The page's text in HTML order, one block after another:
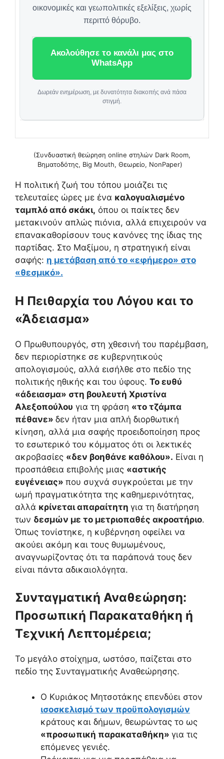
οικονομικές και γεωπολιτικές εξελίξεις, χωρίς
περιττό θόρυβο.
Ακολούθησε το κανάλι μας στο
WhatsApp
Δωρεάν ενημέρωση, με δυνατότητα διακοπής ανά πάσα
στιγμή.
(Συνδυαστική θεώρηση online στηλών Dark Room,
Βηματοδότης, Big Mouth, Θεωρείο, NonPaper)
Η πολιτική ζωή του τόπου μοιάζει τις
τελευταίες ώρες με ένα καλογυαλισμένο
ταμπλό από σκάκι, όπου οι παίκτες δεν
μετακινούν απλώς πιόνια, αλλά επιχειρούν να
επανακαθορίσουν τους κανόνες της ίδιας της
παρτίδας. Στο Μαξίμου, η στρατηγική είναι
σαφής: η μετάβαση από το «εφήμερο» στο
«θεσμικό».
Η Πειθαρχία του Λόγου και το
«Άδειασμα»
Ο Πρωθυπουργός, στη χθεσινή του παρέμβαση,
δεν περιορίστηκε σε κυβερνητικούς
απολογισμούς, αλλά εισήλθε στο πεδίο της
πολιτικής ηθικής και του ύφους. Το ευθύ
«άδειασμα» στη βουλευτή Χριστίνα
Αλεξοπούλου για τη φράση «το τζάμπα
πέθανε» δεν ήταν μια απλή διορθωτική
κίνηση, αλλά μια σαφής προειδοποίηση προς
το εσωτερικό του κόμματος ότι οι λεκτικές
ακροβασίες «δεν βοηθάνε καθόλου». Είναι η
προσπάθεια επιβολής μιας «αστικής
ευγένειας» που συχνά συγκρούεται με την
ωμή πραγματικότητα της καθημερινότητας,
αλλά κρίνεται απαραίτητη για τη διατήρηση
των δεσμών με το μετριοπαθές ακροατήριο.
Όπως τονίστηκε, η κυβέρνηση οφείλει να
ακούει ακόμη και τους θυμωμένους,
αναγνωρίζοντας ότι τα παράπονά τους δεν
είναι πάντα αδικαιολόγητα.
Συνταγματική Αναθεώρηση:
Προσωπική Παρακαταθήκη ή
Τεχνική Λεπτομέρεια;
Το μεγάλο στοίχημα, ωστόσο, παίζεται στο
πεδίο της Συνταγματικής Αναθεώρησης.
Ο Κυριάκος Μητσοτάκης επενδύει στον
ισοσκελισμό των προϋπολογισμών
κράτους και δήμων, θεωρώντας το ως
«προσωπική παρακαταθήκη» για τις
επόμενες γενιές.